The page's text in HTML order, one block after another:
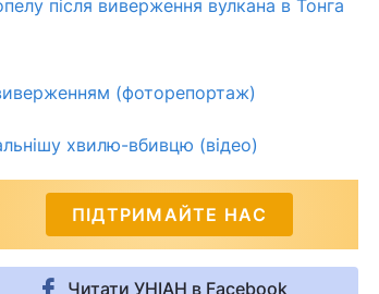
після виверження вулкана в Тонга
(фоторепортаж)
хвилю-вбивцю (відео)
ПІДТРИМАЙТЕ НАС
Читати УНІАН в Facebook